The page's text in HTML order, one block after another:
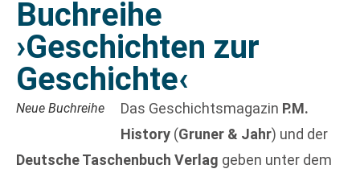
Buchreihe
›Geschichten zur
Geschichte‹
Neue Buchreihe Das Geschichtsmagazin P.M.
History (Gruner & Jahr) und der
Deutsche Taschenbuch Verlag geben unter dem